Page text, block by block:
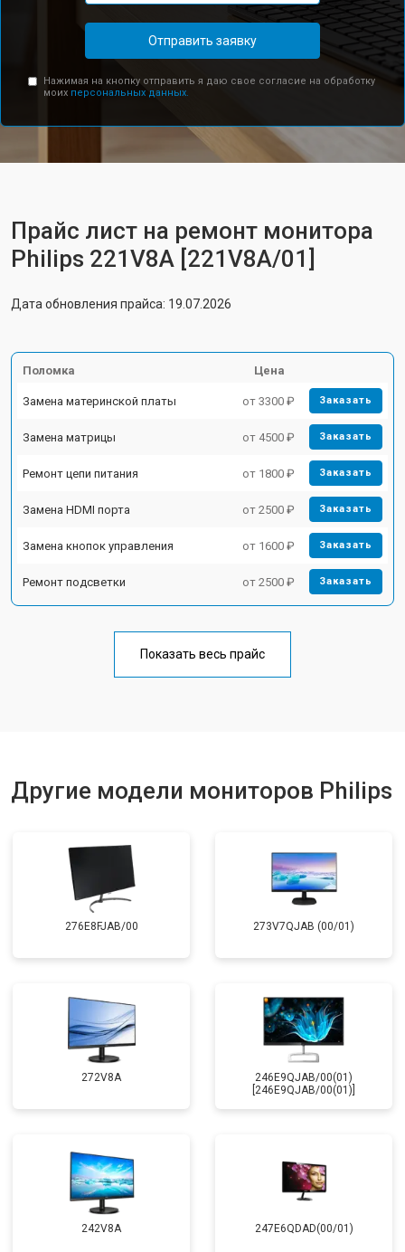
Отправить заявку
Нажимая на кнопку отправить я даю свое согласие на обработку
моих персональных данных.
Прайс лист на ремонт монитора
Philips 221V8A [221V8A/01]
Дата обновления прайса: 19.07.2026
Поломка Цена
Замена материнской платы от 3300 ₽ Заказать
Замена матрицы от 4500 ₽ Заказать
Ремонт цепи питания от 1800 ₽ Заказать
Замена HDMI порта от 2500 ₽ Заказать
Замена кнопок управления от 1600 ₽ Заказать
Ремонт подсветки от 2500 ₽ Заказать
Показать весь прайс
Другие модели мониторов Philips
276E8FJAB/00 273V7QJAB (00/01)
272V8A
246E9QJAB/00(01)
[246E9QJAB/00(01)]
242V8A 247E6QDAD(00/01)